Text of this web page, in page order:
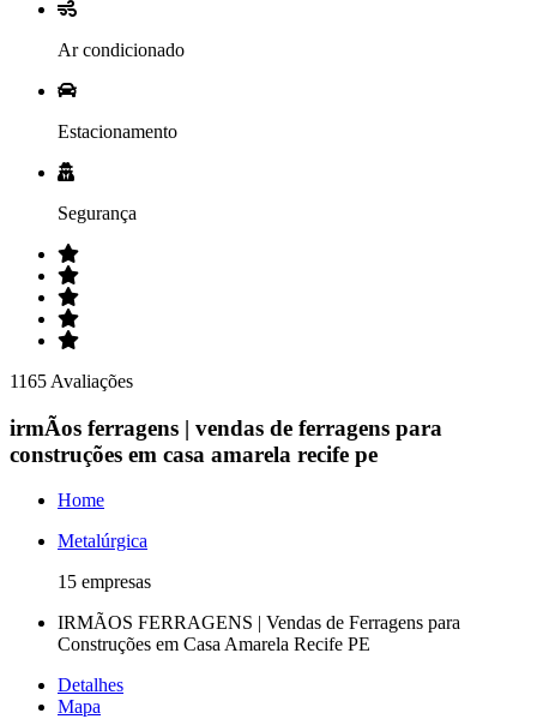
Ar condicionado
Estacionamento
Segurança
1165 Avaliações
irmÃos ferragens | vendas de ferragens para
construções em casa amarela recife pe
Home
Metalúrgica
15 empresas
IRMÃOS FERRAGENS | Vendas de Ferragens para
Construções em Casa Amarela Recife PE
Detalhes
Mapa